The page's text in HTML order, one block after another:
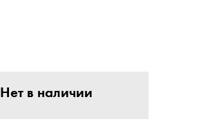
Нет в наличии